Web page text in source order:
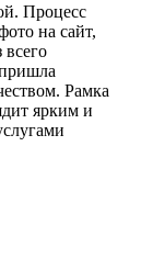
Процесс
на сайт,
Рамка
ярким и